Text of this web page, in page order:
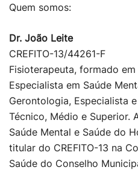
Quem somos:
Dr. João Leite
CREFITO-13/44261-F
Fisioterapeuta, formado
Especialista em Saúde
Gerontologia, Especialista
Técnico, Médio e Superior.
Saúde Mental e Saúde do
titular do CREFITO-13 na
Saúde do Conselho